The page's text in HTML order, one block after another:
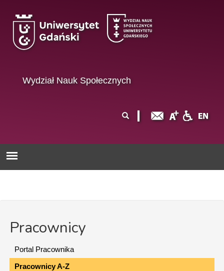
Wydział Nauk Społecznych
wyszukiwania
Pracownicy
Portal Pracownika
Pracownicy A-Z